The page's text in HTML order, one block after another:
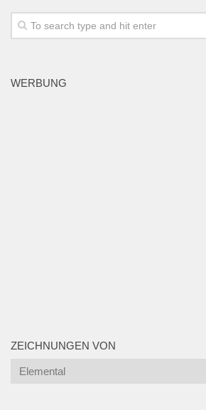
WERBUNG
ZEICHNUNGEN VON
Zeichnungen